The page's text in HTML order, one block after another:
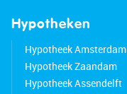
Hypotheken
Hypotheek Amsterdam
Hypotheek Zaandam
Hypotheek Assendelft